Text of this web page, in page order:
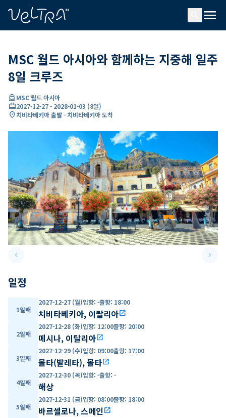
menu
MSC 월드 아시아와 함께하는 지중해 일주
8일 크루즈
directions_boatMSC 월드 아시아
card_travel2027-12-27- 2028-01-03 (8일)
location_on치비타베키아 출발 - 치비타베키아 도착
keyboard_arrow_leftPrevious slide keyboard_arrow_right
일정
1일째
2027-12-27 (월)입항: -출항: 18:00
치비타베키아, 이탈리아open_in_new
2일째
2027-12-28 (화)입항: 12:00출항: 20:00
메시나, 이탈리아open_in_new
3일째
2027-12-29 (수)입항: 09:00출항: 17:00
몰타(발레타), 몰타open_in_new
4일째
2027-12-30 (목)입항: -출항: -
해상
5일째
2027-12-31 (금)입항: 08:00출항: 18:00
바르셀로나, 스페인open_in_new